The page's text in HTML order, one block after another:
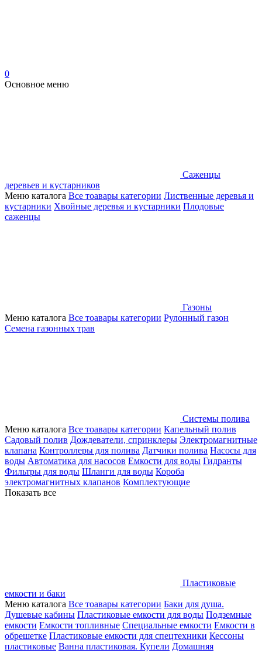
0
Основное меню
Саженцы
деревьев и кустарников
Меню каталога Все тоавары категории Лиственные деревья и
кустарники Хвойные деревья и кустарники Плодовые
саженцы
Газоны
Меню каталога Все тоавары категории Рулонный газон
Семена газонных трав
Системы полива
Меню каталога Все тоавары категории Капельный полив
Садовый полив Дождеватели, спринклеры Электромагнитные
клапана Контроллеры для полива Датчики полива Насосы для
воды Автоматика для насосов Емкости для воды Гидранты
Фильтры для воды Шланги для воды Короба
электромагнитных клапанов Комплектующие
Показать все
Пластиковые
емкости и баки
Меню каталога Все тоавары категории Баки для душа.
Душевые кабины Пластиковые емкости для воды Подземные
емкости Емкости топливные Специальные емкости Емкости в
обрешетке Пластиковые емкости для спецтехники Кессоны
пластиковые Ванна пластиковая. Купели Домашняя